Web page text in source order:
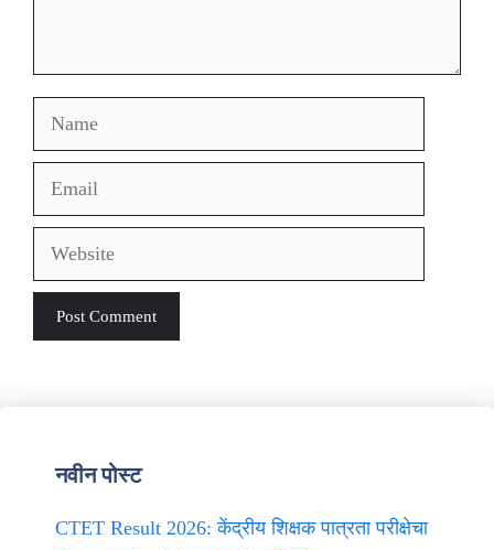
Name
Email
Website
नवीन पोस्ट
CTET Result 2026: केंद्रीय शिक्षक पात्रता परीक्षेचा